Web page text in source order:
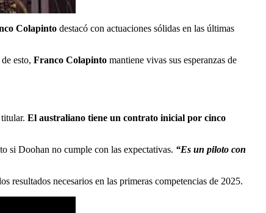
Colapinto destacó con actuaciones sólidas en las últimas
esto, Franco Colapinto mantiene vivas sus esperanzas de
El australiano tiene un contrato inicial por cinco
si Doohan no cumple con las expectativas. “Es un piloto con
resultados necesarios en las primeras competencias de 2025.